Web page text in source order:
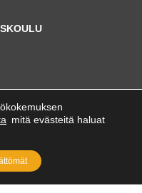
mitä evästeitä haluat